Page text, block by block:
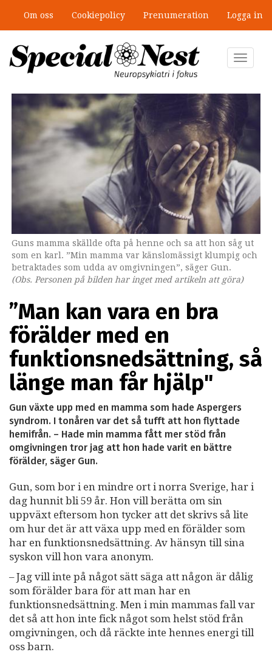
huvudinnehåll
Om oss Cookiepolicy Prenumeration Logga in
Toggle
Guns mamma skällde ofta på henne och sa att hon såg ut
som en karl. ”Min mamma var känslomässigt klumpig och
betraktades som udda av omgivningen”, säger Gun.
(Obs. Personen på bilden har inget med artikeln att göra)
”Man kan vara en bra
förälder med en
funktionsnedsättning, så
länge man får hjälp"
Gun växte upp med en mamma som hade Aspergers
syndrom. I tonåren var det så tufft att hon flyttade
hemifrån. – Hade min mamma fått mer stöd från
omgivningen tror jag att hon hade varit en bättre
förälder, säger Gun.
Gun, som bor i en mindre ort i norra Sverige, har i
dag hunnit bli 59 år. Hon vill berätta om sin
uppväxt eftersom hon tycker att det skrivs så lite
om hur det är att växa upp med en förälder som
har en funktionsnedsättning. Av hänsyn till sina
syskon vill hon vara anonym.
– Jag vill inte på något sätt säga att någon är dålig
som förälder bara för att man har en
funktionsnedsättning. Men i min mammas fall var
det så att hon inte fick något som helst stöd från
omgivningen, och då räckte inte hennes energi till
oss barn.
”Jobbet gick bra – just därför togs
stödet bort”